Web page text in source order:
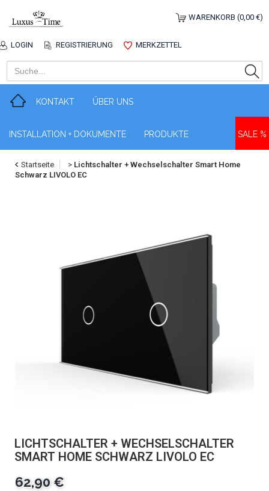
LOGIN REGISTRIERUNG MERKZETTEL
WARENKORB (0,00 €)
KONTAKT ÜBER UNS
INSTALLATION + DOKUMENTE PRODUKTE SALE %
Startseite > Lichtschalter + Wechselschalter Smart Home
Schwarz LIVOLO EC
LICHTSCHALTER + WECHSELSCHALTER
SMART HOME SCHWARZ LIVOLO EC
62,90 €